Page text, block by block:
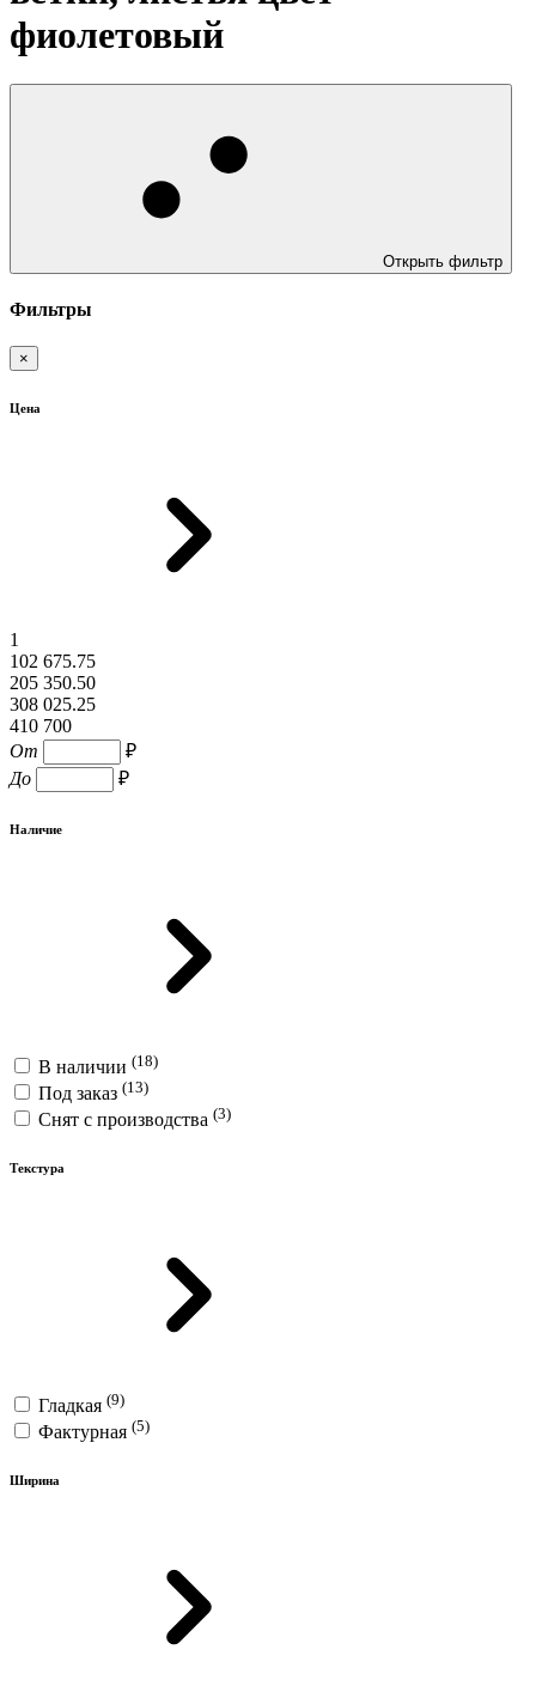
фиолетовый
Открыть фильтр
Фильтры
×
Цена
1
102 675.75
205 350.50
308 025.25
410 700
От
₽
До
₽
Наличие
В наличии (18)
Под заказ (13)
Снят с производства (3)
Текстура
Гладкая (9)
Фактурная (5)
Ширина